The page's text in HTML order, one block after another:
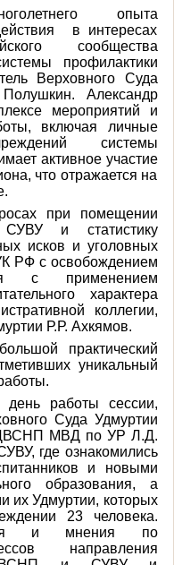
опыта
в интересах
сообщества
профилактики
Верховного Суда
Александр
мероприятий и
включая личные
системы
активное участие
что отражается на
при помещении
и статистику
исков и уголовных
РФ с освобождением
с применением
характера
коллегии,
Р.Р. Ахкямов.
практический
уникальный
работы сессии,
Суда Удмуртии
ЦВСНП МВД по УР Л.Д.
где ознакомились
и новыми
образования, а
их Удмуртии, которых
23 человека.
и мнения по
направления